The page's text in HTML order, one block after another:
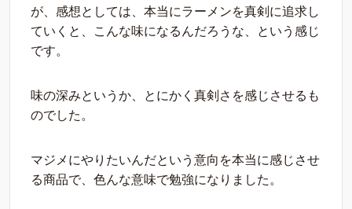
が、感想としては、本当にラーメンを真剣に追求し
ていくと、こんな味になるんだろうな、という感じ
です。
味の深みというか、とにかく真剣さを感じさせるも
のでした。
マジメにやりたいんだという意向を本当に感じさせ
る商品で、色んな意味で勉強になりました。